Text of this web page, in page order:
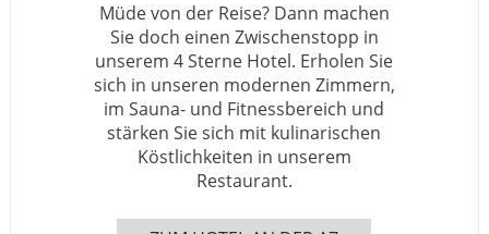
Müde von der Reise? Dann machen
Sie doch einen Zwischenstopp in
unserem 4 Sterne Hotel. Erholen Sie
sich in unseren modernen Zimmern,
im Sauna- und Fitnessbereich und
stärken Sie sich mit kulinarischen
Köstlichkeiten in unserem
Restaurant.